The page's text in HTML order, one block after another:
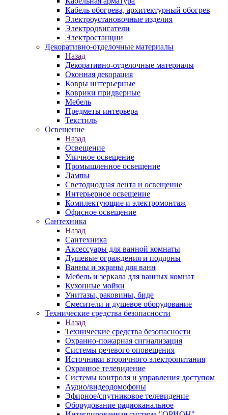
Кабель обогрева, архитектурный обогрев
Электроустановочные изделия
Электродвигатели
Электростанции
Декоративно-отделочные материалы
Назад
Декоративно-отделочные материалы
Оконная декорация
Ковры интерьерные
Коврики придверные
Мебель
Предметы интерьера
Текстиль
Освещение
Назад
Освещение
Уличное освещение
Промышленное освещение
Лампы
Светодиодная лента и освещение
Интерьерное освещение
Комплектующие и электромонтаж
Офисное освещение
Сантехника
Назад
Сантехника
Аксессуары для ванной комнаты
Душевые ограждения и поддоны
Ванны и экраны для ванн
Мебель и зеркала для ванных комнат
Кухонные мойки
Унитазы, раковины, биде
Смесители и душевое оборудование
Технические средства безопасности
Назад
Технические средства безопасности
Охранно-пожарная сигнализация
Системы речевого оповещения
Источники вторичного электропитания
Охранное телевидение
Системы контроля и управления доступом
Аудио/видеодомофоны
Эфирное/спутниковое телевидение
Оборудование радиоканальное